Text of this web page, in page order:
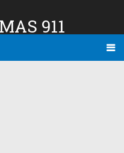
911